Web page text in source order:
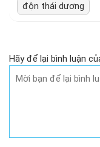
độn thái dương
Hãy để lại bình luận